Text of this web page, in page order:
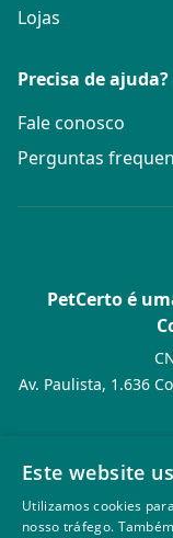
Lojas
Precisa de ajuda?
Fale conosco
Perguntas
PetCerto é
Av. Paulista, 1.636
Este website
Utilizamos cookies
nosso tráfego.